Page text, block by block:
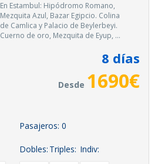
En Estambul: Hipódromo Romano,
Mezquita Azul, Bazar Egipcio. Colina
de Camlica y Palacio de Beylerbeyi.
Cuerno de oro, Mezquita de Eyup, ...
8 días
Desde 1690€
Pasajeros: 0
Dobles: Triples: Indiv: